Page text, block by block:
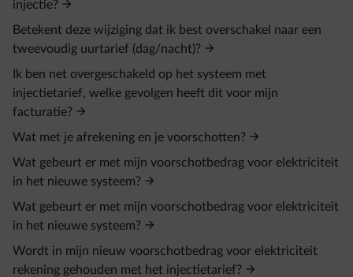
injectie?
Betekent deze wijziging dat ik best overschakel naar een
tweevoudig uurtarief (dag/nacht)?
Ik ben net overgeschakeld op het systeem met
injectietarief, welke gevolgen heeft dit voor mijn
facturatie?
Wat met je afrekening en je voorschotten?
Wat gebeurt er met mijn voorschotbedrag voor elektriciteit
in het nieuwe systeem?
Wat gebeurt er met mijn voorschotbedrag voor elektriciteit
in het nieuwe systeem?
Wordt in mijn nieuw voorschotbedrag voor elektriciteit
rekening gehouden met het injectietarief?